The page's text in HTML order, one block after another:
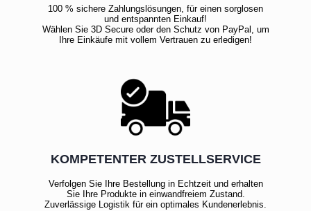
100 % sichere Zahlungslösungen, für einen sorglosen
und entspannten Einkauf!
Wählen Sie 3D Secure oder den Schutz von PayPal, um
Ihre Einkäufe mit vollem Vertrauen zu erledigen!
KOMPETENTER ZUSTELLSERVICE
Verfolgen Sie Ihre Bestellung in Echtzeit und erhalten
Sie Ihre Produkte in einwandfreiem Zustand.
Zuverlässige Logistik für ein optimales Kundenerlebnis.